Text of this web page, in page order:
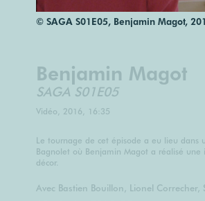
© SAGA S01E05, Benjamin Magot,
Benjamin Magot
SAGA S01E05
Vidéo, 2016, 16:35
Le tournage de cet épisode a eu lieu dans
Bagnolet où Benjamin Magot a réalisé
décor.
Avec Bastien Bouillon, Lionel Correcher,